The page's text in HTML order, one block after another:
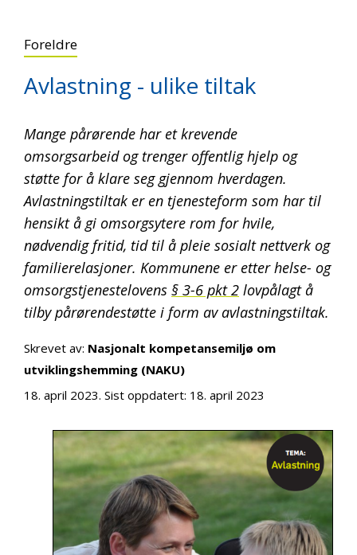
Foreldre
Avlastning - ulike tiltak
Mange pårørende har et krevende
omsorgsarbeid og trenger offentlig hjelp og
støtte for å klare seg gjennom hverdagen.
Avlastningstiltak er en tjenesteform som har til
hensikt å gi omsorgsytere rom for hvile,
nødvendig fritid, tid til å pleie sosialt nettverk og
familierelasjoner. Kommunene er etter helse- og
omsorgstjenestelovens § 3-6 pkt 2 lovpålagt å
tilby pårørendestøtte i form av avlastningstiltak.
Skrevet av: Nasjonalt kompetansemiljø om
utviklingshemming (NAKU)
18. april 2023. Sist oppdatert: 18. april 2023